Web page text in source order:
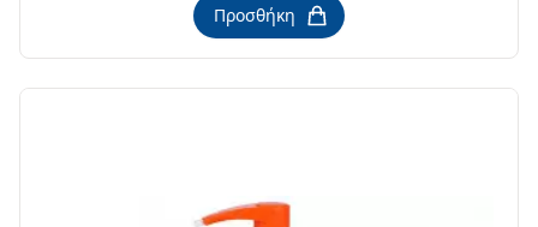
Προσθήκη